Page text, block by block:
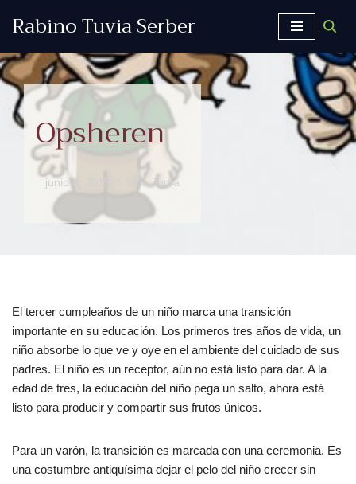
al
contenido
Rabino Tuvia Serber
Opsheren
junio 4, 2015 Vida Judía
El tercer cumpleaños de un niño marca una transición
importante en su educación. Los primeros tres años de vida, un
niño absorbe lo que ve y oye en el ambiente del cuidado de sus
padres. El niño es un receptor, aún no está listo para dar. A la
edad de tres, la educación del niño pega un salto, ahora está
listo para producir y compartir sus frutos únicos.
Para un varón, la transición es marcada con una ceremonia. Es
una costumbre antiquísima dejar el pelo del niño crecer sin